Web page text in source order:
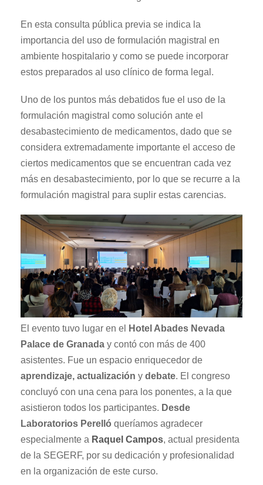
En esta consulta pública previa se indica la
importancia del uso de formulación magistral en
ambiente hospitalario y como se puede incorporar
estos preparados al uso clínico de forma legal.
Uno de los puntos más debatidos fue el uso de la
formulación magistral como solución ante el
desabastecimiento de medicamentos, dado que se
considera extremadamente importante el acceso de
ciertos medicamentos que se encuentran cada vez
más en desabastecimiento, por lo que se recurre a la
formulación magistral para suplir estas carencias.
El evento tuvo lugar en el
Hotel Abades Nevada
Palace de Granada y contó con más de 400
asistentes. Fue un espacio enriquecedor de
aprendizaje, actualización y debate. El congreso
concluyó con una cena para los ponentes, a la que
asistieron todos los participantes. Desde
Laboratorios Perelló queríamos agradecer
especialmente a Raquel Campos, actual presidenta
de la SEGERF, por su dedicación y profesionalidad
en la organización de este curso.